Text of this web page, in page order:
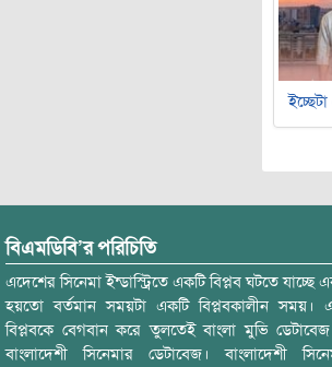
বিএমডিবি’র পরিচিতি
এদেশের সিনেমা ইন্ডাস্ট্রিতে একটি বিপ্লব ঘটতে যাচ্ছে
হয়তো বর্তমান সময়টা একটি বিপ্লবকালীন সময়।
বিপ্লবকে বেগবান করে তুলতেই বাংলা মুভি
বাংলাদেশী সিনেমার ডেটাবেজ। বাংলাদেশী